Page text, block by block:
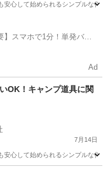
心して始められるシンプルな
】スマホで1分！単発バイ
Ad
OK！キャンプ道具に関
7月14日
心して始められるシンプルな